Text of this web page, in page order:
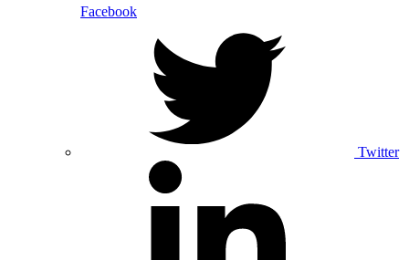
Facebook
Twitter